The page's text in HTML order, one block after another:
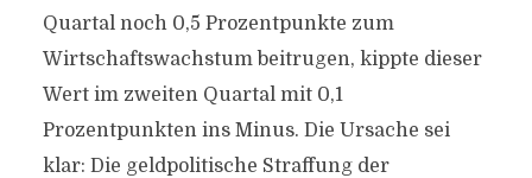
Quartal noch 0,5 Prozentpunkte zum
Wirtschaftswachstum beitrugen, kippte dieser
Wert im zweiten Quartal mit 0,1
Prozentpunkten ins Minus. Die Ursache sei
klar: Die geldpolitische Straffung der